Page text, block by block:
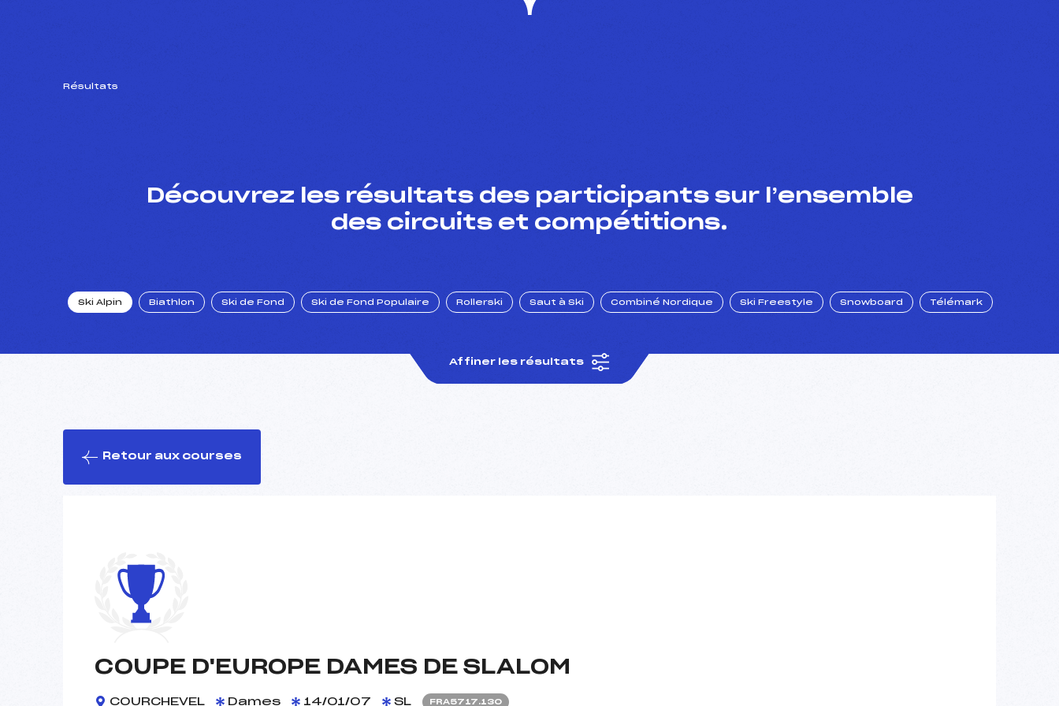
Résultats
Découvrez les résultats des participants sur l’ensemble
des circuits et compétitions.
Ski Alpin Biathlon Ski de Fond Ski de Fond Populaire Rollerski Saut à Ski Combiné Nordique Ski Freestyle Snowboard Télémark
Affiner les résultats
Retour aux courses
COUPE D'EUROPE DAMES DE SLALOM
COURCHEVEL Dames 14/01/07 SL FRA5717.130